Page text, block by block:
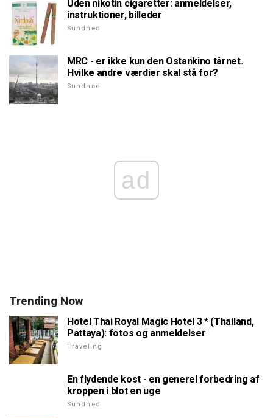
Uden nikotin cigaretter: anmeldelser,
instruktioner, billeder
Sundhed
MRC - er ikke kun den Ostankino tårnet.
Hvilke andre værdier skal stå for?
Sundhed
ad
Trending Now
Hotel Thai Royal Magic Hotel 3 * (Thailand,
Pattaya): fotos og anmeldelser
Traveling
En flydende kost - en generel forbedring af
kroppen i blot en uge
Sundhed